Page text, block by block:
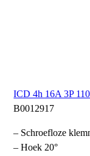
ICD 4h 16A 3P
B0012917
– Schroefloze
– Hoek 20°